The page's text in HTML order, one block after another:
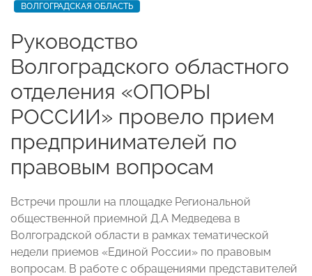
ВОЛГОГРАДСКАЯ ОБЛАСТЬ
Руководство
Волгоградского областного
отделения «ОПОРЫ
РОССИИ» провело прием
предпринимателей по
правовым вопросам
Встречи прошли на площадке Региональной
общественной приемной Д.А Медведева в
Волгоградской области в рамках тематической
недели приемов «Единой России» по правовым
вопросам. В работе с обращениями представителей